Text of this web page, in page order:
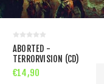
ABORTED -
TERRORVISION (CD)
€14,90